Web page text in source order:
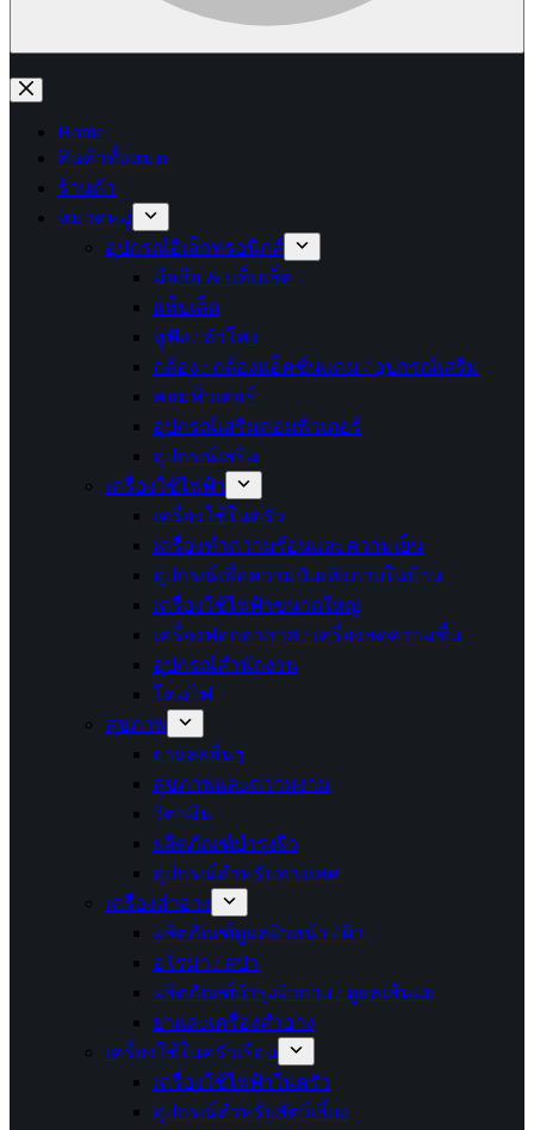
No
results
Home
สินค้าทั้งหมด
ร้านค้า
หมวดหมู่
อุปกรณ์อิเล็กทรอนิกส์
มือถือ & แท็บเล็ต
แท็บเล็ต
หูฟัง / ลำโพง
กล้อง / กล้องแอ็คชั่นแคม / อุปกรณ์เสริม
คอมพิวเตอร์
อุปกรณ์เสริมคอมพิวเตอร์
อุปกรณ์เสริม
เครื่องใช้ไฟฟ้า
เครื่องใช้ในครัว
เครื่องทำความร้อนและความเย็น
อุปกรณ์เพื่อความบันเทิงภายในบ้าน
เครื่องใช้ไฟฟ้าขนาดใหญ่
เครื่องฟอกอากาศ / เครื่องลดความชื้น
อุปกรณ์สำนักงาน
โคมไฟ
สุขภาพ
ยาและอื่นๆ
สุขภาพและความงาม
วิตามิน
ผลิตภัณฑ์บำรุงผิว
อุปกรณ์สำหรับทางเพศ
เครื่องสำอาง
ผลิตภัณฑ์ดูแลผิวหน้า / ผิว
อโรม่า / สปา
ผลิตภัณฑ์บำรุงผิวกาย / ดูแลเส้นผม
ยาและเครื่องสำอาง
เครื่องใช้ในครัวเรือน
เครื่องใช้ไฟฟ้าในครัว
อุปกรณ์สำหรับสัตว์เลี้ยง